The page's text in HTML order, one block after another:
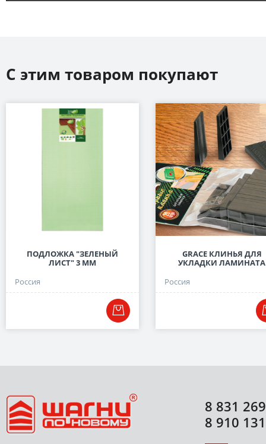
С этим товаром покупают
ПОДЛОЖКА "ЗЕЛЕНЫЙ
ЛИСТ" 3 ММ
Россия
GRACE КЛИНЬЯ ДЛЯ
УКЛАДКИ ЛАМИНАТА
Россия
8 831
8 910